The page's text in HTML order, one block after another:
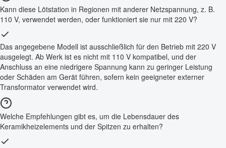
Kann diese Lötstation in Regionen mit anderer Netzspannung, z. B.
110 V, verwendet werden, oder funktioniert sie nur mit 220 V?
Das angegebene Modell ist ausschließlich für den Betrieb mit 220 V
ausgelegt. Ab Werk ist es nicht mit 110 V kompatibel, und der
Anschluss an eine niedrigere Spannung kann zu geringer Leistung
oder Schäden am Gerät führen, sofern kein geeigneter externer
Transformator verwendet wird.
Welche Empfehlungen gibt es, um die Lebensdauer des
Keramikheizelements und der Spitzen zu erhalten?